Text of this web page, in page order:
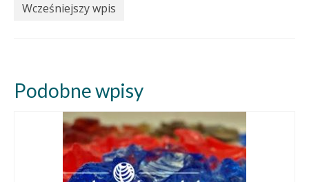
Wcześniejszy wpis
Podobne wpisy